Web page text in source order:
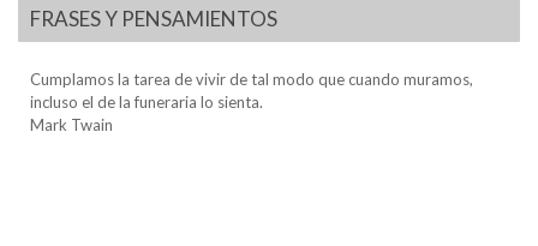
FRASES Y PENSAMIENTOS
Cumplamos la tarea de vivir de tal modo que cuando muramos,
incluso el de la funeraria lo sienta.
Mark Twain